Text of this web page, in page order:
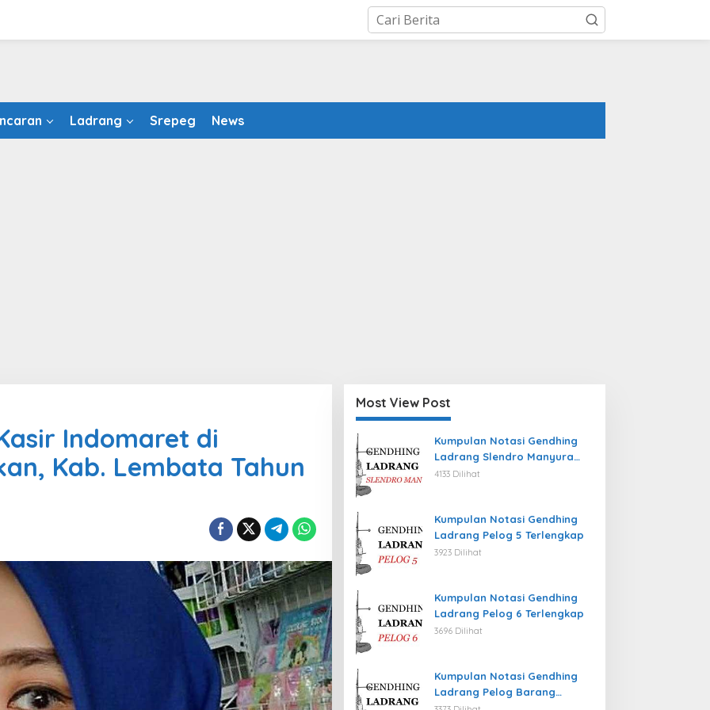
Ladrang Srepeg News
Indomaret di
Kab. Lembata Tahun
Most View Post
Kumpulan Notasi Gendhing
Ladrang Slendro Manyura
Terlengkap
4133 Dilihat
Kumpulan Notasi Gendhing
Ladrang Pelog 5 Terlengkap
3923 Dilihat
Kumpulan Notasi Gendhing
Ladrang Pelog 6 Terlengkap
3696 Dilihat
Kumpulan Notasi Gendhing
Ladrang Pelog Barang